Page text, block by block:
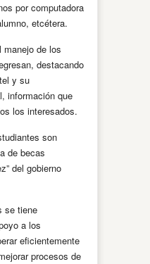
por computadora
etcétera.
de los
destacando
y su
información que
los interesados.
son
de becas
del gobierno
se tiene
a los
eficientemente
procesos de